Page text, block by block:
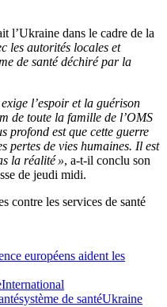
l’Ukraine dans le cadre de la
les autorités locales et
de santé déchiré par la
l’espoir et la guérison
de toute la famille de l’OMS
profond est que cette guerre
pertes de vies humaines. Il est
la réalité », a-t-il conclu son
de jeudi midi.
contre les services de santé
européens aident les
International
système de santéUkraine